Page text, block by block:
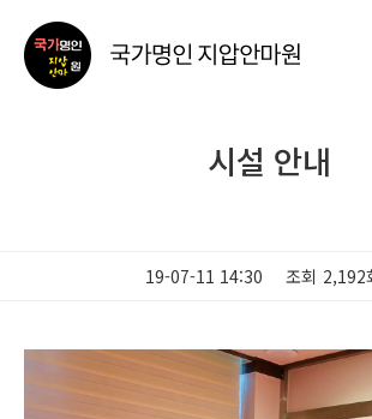
시설 안내
19-07-11 14:30 조회 2,192